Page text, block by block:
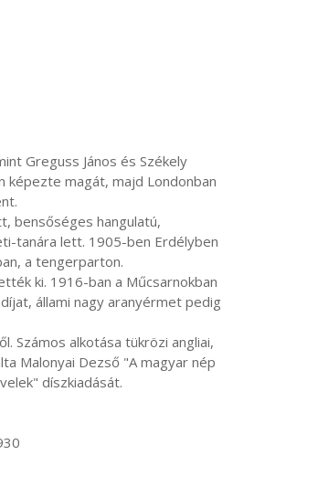
képezte magát, majd Londonban
tanára lett. 1905-ben Erdélyben
a tengerparton.
állami nagy aranyérmet pedig
Malonyai Dezső "A magyar nép
díszkiadását.